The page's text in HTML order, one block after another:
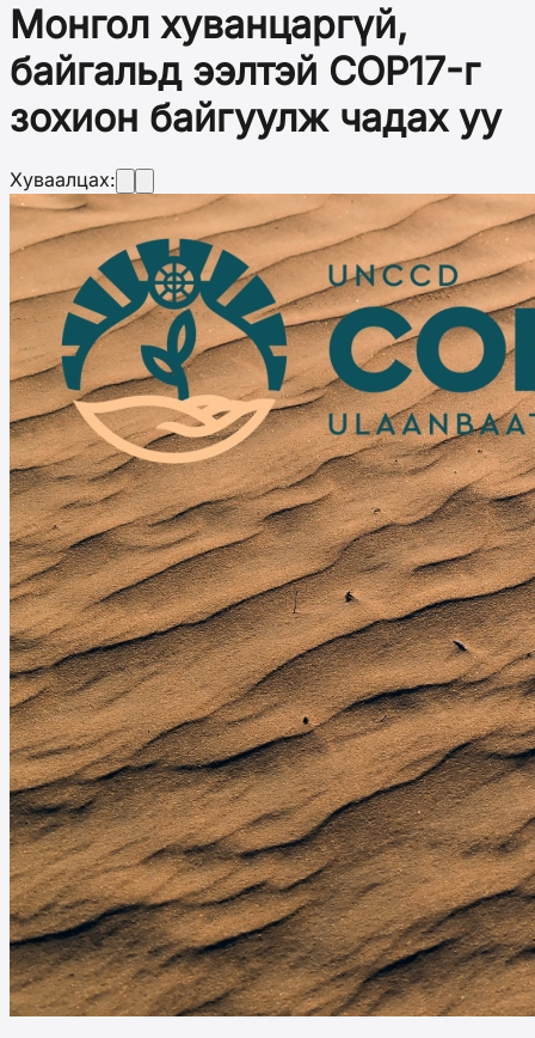
Монгол хуванцаргүй,
байгальд ээлтэй COP17-г
зохион байгуулж чадах уу
Хуваалцах: